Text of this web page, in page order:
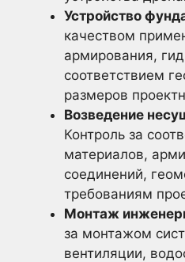
Устройство
качеством
армирования,
соответствием
размеров
Возведение
Контроль за
материалов,
соединений,
требованиям
Монтаж
за монтажом
вентиляции,